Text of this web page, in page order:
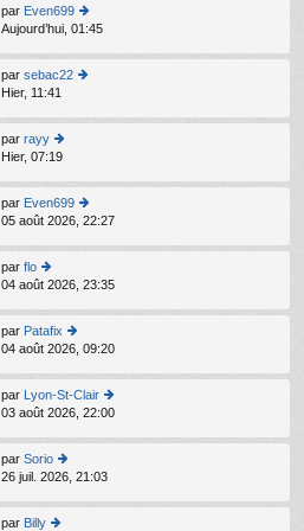
ult
er
le
d
er
s
s
a
e
par Even699
o
s
ult
le
er
m
e
s
a
e
Aujourd’hui, 01:45
par sebac22
le
d
er
er
e
s
a
e
Hier, 11:41
par rayy
o
ult
er
le
er
er
m
e
s
s
a
e
Hier, 07:19
par Even699
o
er
le
er
er
m
e
s
a
e
05 août 2026, 22:27
par flo
o
ult
er
le
d
er
er
m
e
s
s
04 août 2026, 23:35
par Patafix
o
ult
er
le
d
er
er
04 août 2026, 09:20
par Lyon-St-Clair
o
er
le
03 août 2026, 22:00
par Sorio
o
26 juil. 2026, 21:03
par Billy